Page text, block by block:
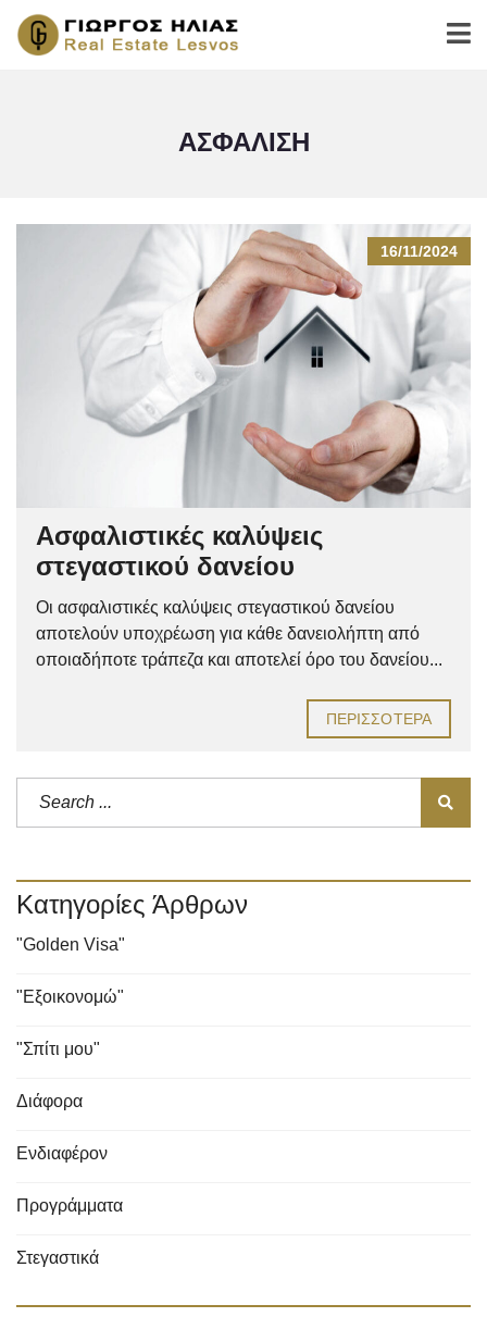
ΑΣΦΑΛΙΣΗ
16/11/2024
Ασφαλιστικές καλύψεις
στεγαστικού δανείου
Οι ασφαλιστικές καλύψεις στεγαστικού δανείου
αποτελούν υποχρέωση για κάθε δανειολήπτη από
οποιαδήποτε τράπεζα και αποτελεί όρο του δανείου...
ΠΕΡΙΣΣΌΤΕΡΑ
Κατηγορίες Άρθρων
"Golden Visa"
"Εξοικονομώ"
"Σπίτι μου"
Διάφορα
Ενδιαφέρον
Προγράμματα
Στεγαστικά